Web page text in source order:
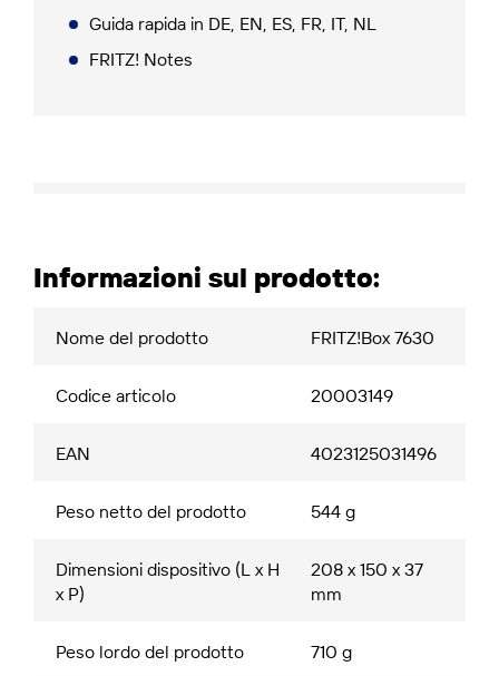
Guida rapida in DE, EN, ES, FR, IT, NL
FRITZ! Notes
Informazioni sul prodotto:
Nome del prodotto FRITZ!Box 7630
Codice articolo 20003149
EAN 4023125031496
Peso netto del prodotto 544 g
Dimensioni dispositivo (L x H
x P)
208 x 150 x 37
mm
Peso lordo del prodotto 710 g